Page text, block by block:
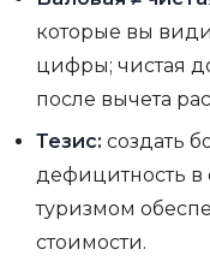
которые вы
цифры; чистая
после вычета
Тезис: создать
дефицитность в
туризмом
стоимости.